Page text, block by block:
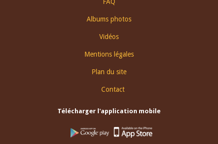
Albums photos
Vidéos
Mentions légales
Plan du site
Contact
Télécharger l'application mobile